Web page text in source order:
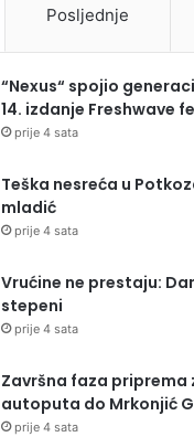
Posljednje
“Nexus“ spojio
14. izdanje Freshwave
prije 4 sata
Teška nesreća u
mladić
prije 4 sata
Vrućine ne prestaju:
stepeni
prije 4 sata
Završna faza priprema
autoputa do Mrkonjić
prije 4 sata